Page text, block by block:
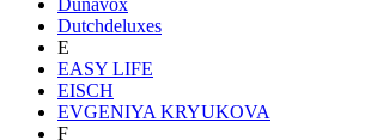
Dutchdeluxes
E
EASY LIFE
EISCH
EVGENIYA KRYUKOVA
F